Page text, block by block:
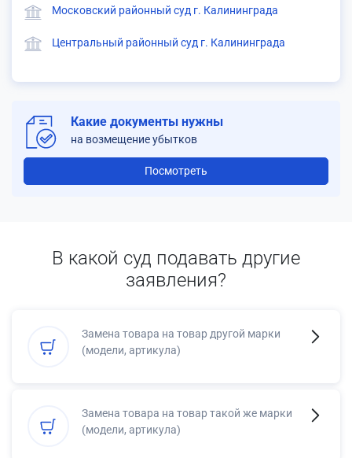
Московский районный суд г. Калининграда
Центральный районный суд г. Калининграда
Какие документы нужны
на возмещение убытков
Посмотреть
В какой суд подавать другие
заявления?
Замена товара на товар другой марки
(модели, артикула)
Замена товара на товар такой же марки
(модели, артикула)